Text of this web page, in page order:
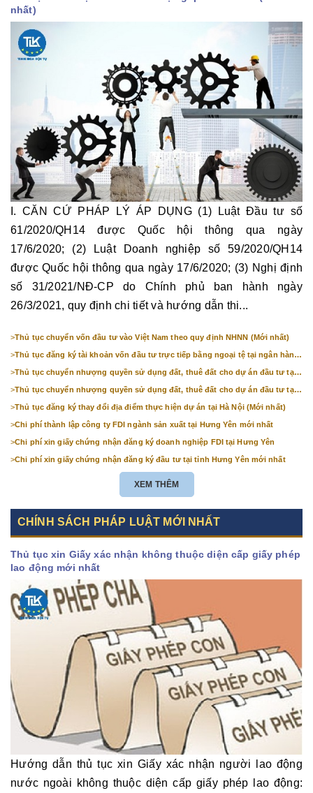
nhất)
I. CĂN CỨ PHÁP LÝ ÁP DỤNG (1) Luật Đầu tư số
61/2020/QH14 được Quốc hội thông qua ngày
17/6/2020; (2) Luật Doanh nghiệp số 59/2020/QH14
được Quốc hội thông qua ngày 17/6/2020; (3) Nghị định
số 31/2021/NĐ-CP do Chính phủ ban hành ngày
26/3/2021, quy định chi tiết và hướng dẫn thi...
>Thủ tục chuyển vốn đầu tư vào Việt Nam theo quy định NHNN (Mới nhất)
>Thủ tục đăng ký tài khoản vốn đầu tư trực tiếp bằng ngoại tệ tại ngân hàng
>Thủ tục chuyển nhượng quyền sử dụng đất, thuê đất cho dự án đầu tư tại
>Thủ tục chuyển nhượng quyền sử dụng đất, thuê đất cho dự án đầu tư tại
>Thủ tục đăng ký thay đổi địa điểm thực hiện dự án tại Hà Nội (Mới nhất)
>Chi phí thành lập công ty FDI ngành sản xuất tại Hưng Yên mới nhất
>Chi phí xin giấy chứng nhận đăng ký doanh nghiệp FDI tại Hưng Yên
>Chi phí xin giấy chứng nhận đăng ký đầu tư tại tỉnh Hưng Yên mới nhất
XEM THÊM
CHÍNH SÁCH PHÁP LUẬT MỚI NHẤT
Thủ tục xin Giấy xác nhận không thuộc diện cấp giấy phép
lao động mới nhất
Hướng dẫn thủ tục xin Giấy xác nhận người lao động
nước ngoài không thuộc diện cấp giấy phép lao động: